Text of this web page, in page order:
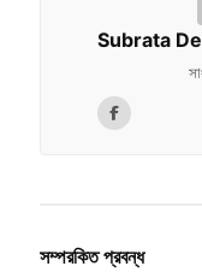
Subrata
সম্পরকিত প্রবন্ধ